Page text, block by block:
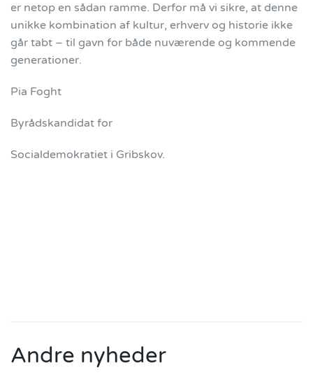
er netop en sådan ramme. Derfor må vi sikre, at denne
unikke kombination af kultur, erhverv og historie ikke
går tabt – til gavn for både nuværende og kommende
generationer.
Pia Foght
Byrådskandidat for
Socialdemokratiet i Gribskov.
Andre nyheder